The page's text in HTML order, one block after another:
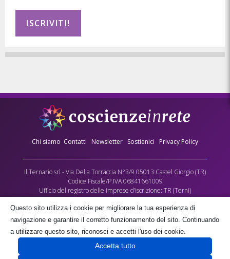
Chi siamo Contatti Newsletter Sostienici Privacy Policy
Il Ternario srl - Via Della Torraccia N°3/9 05013 Castel Giorgio (TR)
Codice Fiscale/P.IVA 06841661009
Ufficio del registro delle imprese d’iscrizione: TR (Terni)
Numero REA: 90173
Capitale sociale versato: €10.000,00
L’Associazione culturale Coscienze in Rete - cda Torraccia 3, Castel Giorgio -
fornisce gratuitamente parte dei contenuti multimediali di questo sito, quale
contributo alla crescita delle coscienze umane, negli spazi a lei gratuitamente
Questo sito utilizza i cookie per migliorare la tua esperienza di
navigazione e garantire il corretto funzionamento del sito. Continuando
a utilizzare questo sito, riconosci e accetti l'uso dei cookie.
Accetta tutto